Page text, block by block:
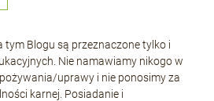
tym Blogu są przeznaczone tylko i
Nie namawiamy nikogo w
uprawy i nie ponosimy za
karnej. Posiadanie i